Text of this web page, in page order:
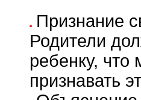
Признание
Родители
ребенку, что
признавать